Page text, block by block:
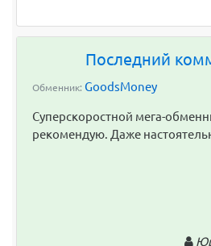
Последний
Обменник: GoodsMoney
Суперскоростной мега-
рекомендую. Даже